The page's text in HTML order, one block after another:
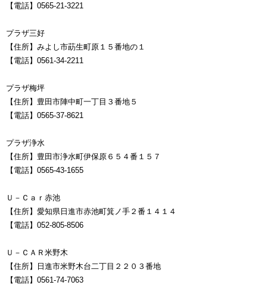
【電話】0565-21-3221
プラザ三好
【住所】みよし市莇生町原１５番地の１
【電話】0561-34-2211
プラザ梅坪
【住所】豊田市陣中町一丁目３番地５
【電話】0565-37-8621
プラザ浄水
【住所】豊田市浄水町伊保原６５４番１５７
【電話】0565-43-1655
Ｕ－Ｃａｒ赤池
【住所】愛知県日進市赤池町箕ノ手２番１４１４
【電話】052-805-8506
Ｕ－ＣＡＲ米野木
【住所】日進市米野木台二丁目２２０３番地
【電話】0561-74-7063